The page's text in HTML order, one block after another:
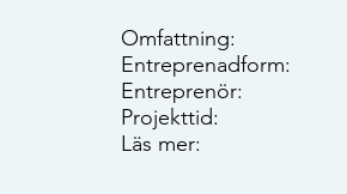
Entreprenadform:
Entreprenör:
Projekttid:
Läs mer:
Omfattning: